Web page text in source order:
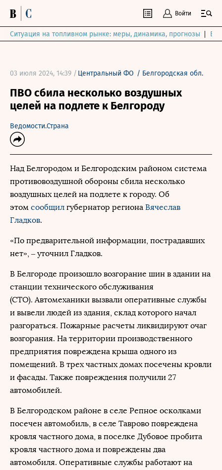
Войти
Ситуация на топливном рынке: меры, динамика, прогнозы
03 июля 2024, 14:39 / Центральный ФО / Белгородская обл.
ПВО сбила несколько воздушных
целей на подлете к Белгороду
Ведомости.Страна
Над Белгородом и Белгородским районом система
противовоздушной обороны сбила несколько
воздушных целей на подлете к городу. Об
этом сообщил губернатор региона Вячеслав
Гладков.
«По предварительной информации, пострадавших
нет», – уточнил Гладков.
В Белгороде произошло возгорание шин в здании на
станции технического обслуживания
(СТО). Автомеханики вызвали оперативные службы
и вывели людей из здания, склад которого начал
разгораться. Пожарные расчеты ликвидируют очаг
возгорания. На территории производственного
предприятия повреждена крыша одного из
помещений. В трех частных домах посечены кровли
и фасады. Также повреждения получили 27
автомобилей.
В Белгородском районе в селе Репное осколками
посечен автомобиль, в селе Таврово повреждена
кровля частного дома, в поселке Дубовое пробита
кровля частного дома и повреждены два
автомобиля. Оперативные службы работают на